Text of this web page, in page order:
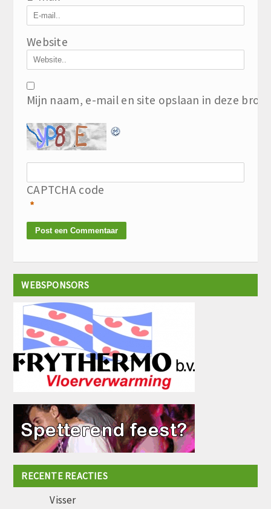
Website
Mijn naam, e-mail en site opslaan in deze
CAPTCHA code
*
WEBSPONSORS
RECENTE REACTIES
Visser